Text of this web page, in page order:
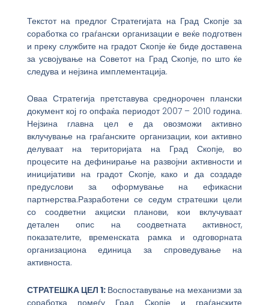
Текстот на предлог Стратегијата на Град Скопје за
соработка со граѓански организации е веќе подготвен
и преку службите на градот Скопје ќе биде доставена
за усвојување на Советот на Град Скопје, по што ќе
следува и нејзина имплементација.
Оваа Стратегија претставува среднорочен плански
документ кој го опфаќа периодот 2007 – 2010 година.
Нејзина главна цел е да овозможи активно
вклучување на граѓанските организации, кои активно
делуваат на територијата на Град Скопје, во
процесите на дефинирање на развојни активности и
иницијативи на градот Скопје, како и да создаде
предуслови за оформување на ефикасни
партнерства.Разработени се седум стратешки цели
со соодветни акциски планови, кои вклучуваат
детален опис на соодветната активност,
показателите, временската рамка и одговорната
организациона единица за спроведување на
активноста.
СТРАТЕШКА ЦЕЛ 1: Воспоставување на механизми за
соработка помеѓу Град Скопје и граѓанските